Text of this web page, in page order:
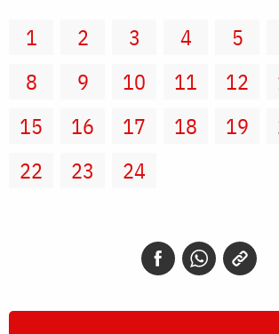
1 2 3 4 5
8
9 10 11 12
15
16 17 18 19
22
23 24